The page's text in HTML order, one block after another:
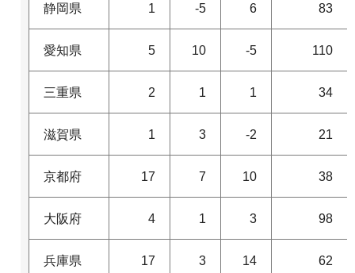
静岡県 1 -5 6 83
愛知県 5 10 -5 110
三重県 2 1 1 34
滋賀県 1 3 -2 21
京都府 17 7 10 38
大阪府 4 1 3 98
兵庫県 17 3 14 62